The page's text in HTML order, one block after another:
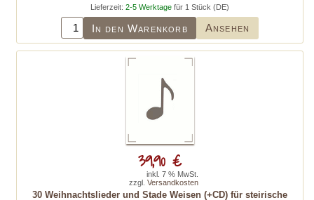
Lieferzeit: 2-5 Werktage für 1 Stück (DE)
In den Warenkorb Ansehen
30 Weihnachtslieder und Stade Weisen (+CD) für steirische
39,90 €
inkl. 7 % MwSt.
zzgl. Versandkosten